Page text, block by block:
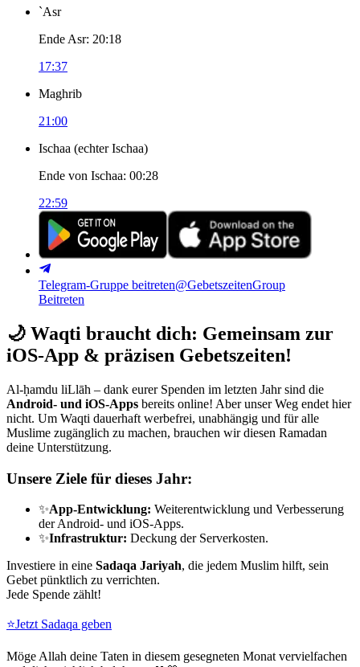
`Asr
Ende Asr: 20:18
17:37
Maghrib
21:00
Ischaa (echter Ischaa)
Ende von Ischaa: 00:28
22:59
Telegram-Gruppe beitreten@GebetszeitenGroup
Beitreten
🌙 Waqti braucht dich: Gemeinsam zur
iOS-App & präzisen Gebetszeiten!
Al-ḥamdu liLlāh – dank eurer Spenden im letzten Jahr sind die
Android- und iOS-Apps bereits online! Aber unser Weg endet hier
nicht. Um Waqti dauerhaft werbefrei, unabhängig und für alle
Muslime zugänglich zu machen, brauchen wir diesen Ramadan
deine Unterstützung.
Unsere Ziele für dieses Jahr:
✨App-Entwicklung: Weiterentwicklung und Verbesserung
der Android- und iOS-Apps.
✨Infrastruktur: Deckung der Serverkosten.
Investiere in eine Sadaqa Jariyah, die jedem Muslim hilft, sein
Gebet pünktlich zu verrichten.
Jede Spende zählt!
⭐Jetzt Sadaqa geben
Möge Allah deine Taten in diesem gesegneten Monat vervielfachen